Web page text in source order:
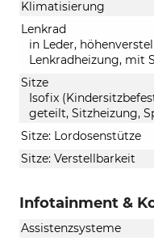
Klimatisierung
Lenkrad
in Leder,
Lenkradheizung, mit
Sitze
Isofix
geteilt, Sitzheizung,
Sitze: Lordosenstütze
Sitze: Verstellbarkeit
Infotainment &
Assistenzsysteme